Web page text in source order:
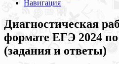
Навигация
Диагностическая
формате ЕГЭ 2024
(задания и ответы)